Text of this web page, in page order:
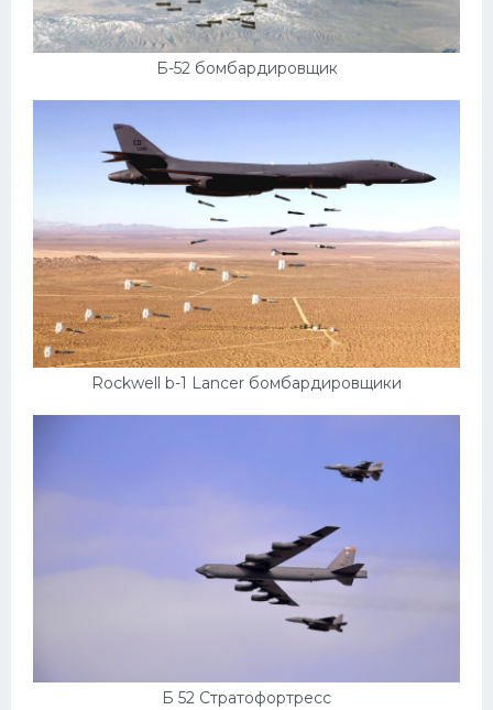
Б-52 бомбардировщик
Rockwell b-1 Lancer бомбардировщики
Б 52 Стратофортресс